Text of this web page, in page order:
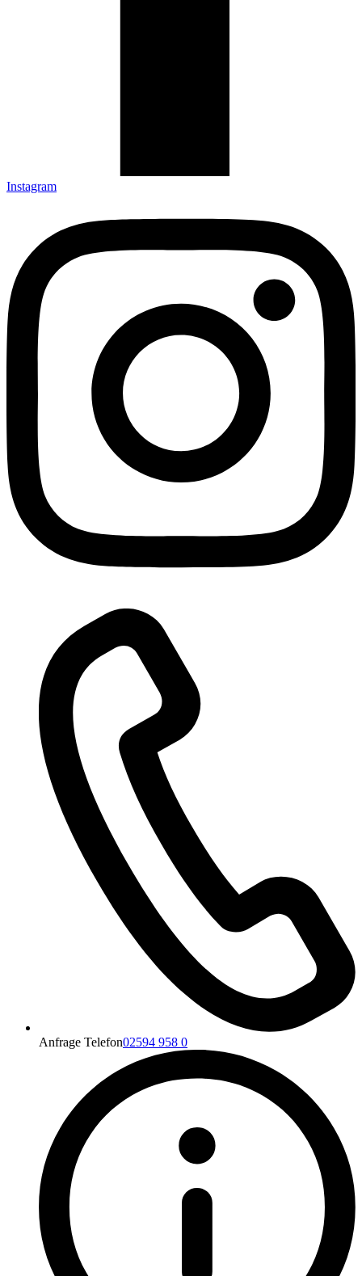
Instagram
Anfrage Telefon02594 958 0